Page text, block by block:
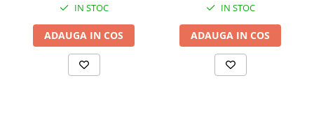
IN STOC
ADAUGA IN COS
IN STOC
ADAUGA IN COS